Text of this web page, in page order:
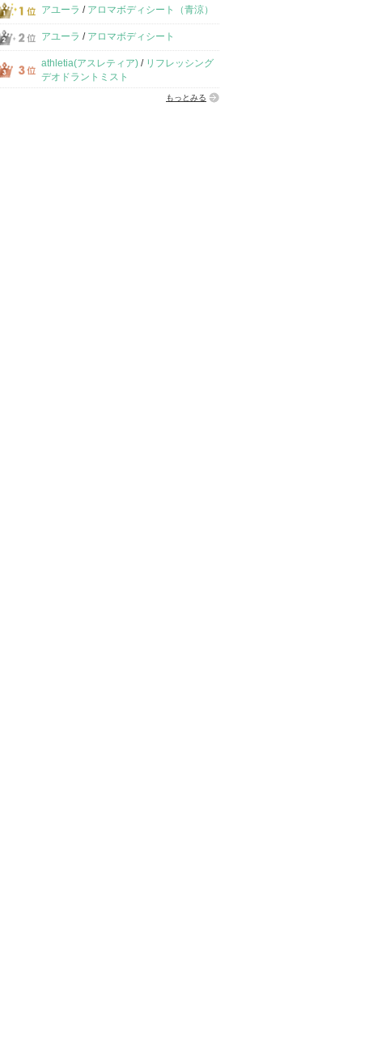
アユーラ / アロマボディシート（青涼）
アユーラ / アロマボディシート
athletia(アスレティア) / リフレッシング
デオドラントミスト
もっとみる